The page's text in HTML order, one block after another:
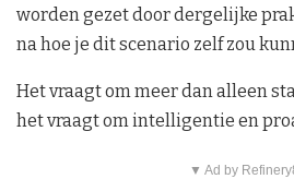
worden gezet door dergelijke
na hoe je dit scenario zelf zou
Het vraagt om meer dan alleen
het vraagt om intelligentie en
▼ Ad by